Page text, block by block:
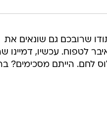
שרובכם גם שונאים את
לטפוח. עכשיו, דמיינו
לבלוס לחם. הייתם מסכימים?